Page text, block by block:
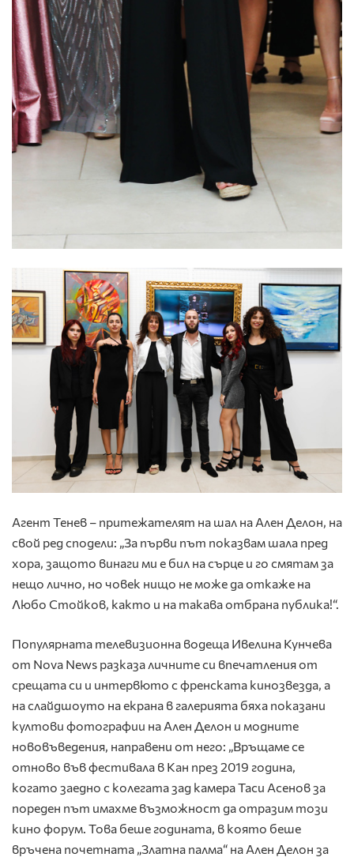
Агент Тенев – притежателят на шал на Ален Делон, на
свой ред сподели: „За първи път показвам шала пред
хора, защото винаги ми е бил на сърце и го смятам за
нещо лично, но човек нищо не може да откаже на
Любо Стойков, както и на такава отбрана публика!“.
Популярната телевизионна водеща Ивелина Кунчева
от Nova News разказа личните си впечатления от
срещата си и интервюто с френската кинозвезда, а
на слайдшоуто на екрана в галерията бяха показани
култови фотографии на Ален Делон и модните
нововъведения, направени от него: „Връщаме се
отново във фестивала в Кан през 2019 година,
когато заедно с колегата зад камера Таси Асенов за
пореден път имахме възможност да отразим този
кино форум. Това беше годината, в която беше
връчена почетната „Златна палма“ на Ален Делон за